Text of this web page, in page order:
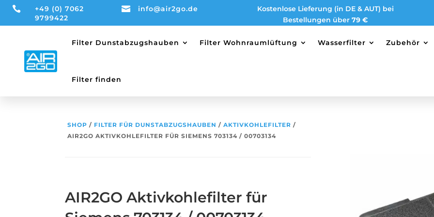

+49 (0) 7062
9799422
 info@air2go.de
Kostenlose Lieferung (in DE & AUT) bei
Bestellungen über 79 €
Filter Dunstabzugshauben Filter Wohnraumlüftung Wasserfilter Zubehör
Filter finden
SHOP / FILTER FÜR DUNSTABZUGSHAUBEN /AKTIVKOHLEFILTER /
AIR2GO AKTIVKOHLEFILTER FÜR SIEMENS 703134 / 00703134
AIR2GO Aktivkohlefilter für